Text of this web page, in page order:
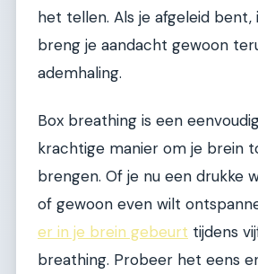
het tellen. Als je afgeleid bent,
breng je aandacht gewoon
ademhaling.
Box breathing is een
krachtige manier om je brein
brengen. Of je nu een drukke
of gewoon even wilt
er in je brein gebeurt tijdens
breathing. Probeer het eens